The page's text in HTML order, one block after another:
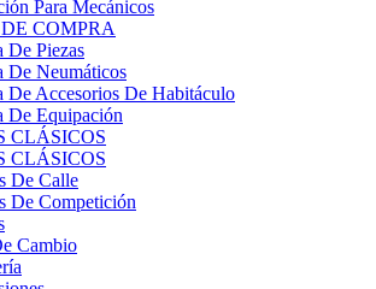
De Piezas
De Neumáticos
De Accesorios De Habitáculo
De Equipación
CLÁSICOS
CLÁSICOS
De Calle
De Competición
Cambio